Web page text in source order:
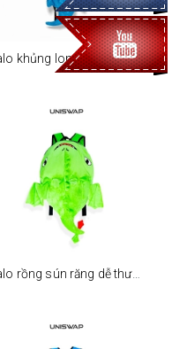
Balo khủng long lưới - xanh dương
Balo rồng sún răng dễ thương - xanh lá